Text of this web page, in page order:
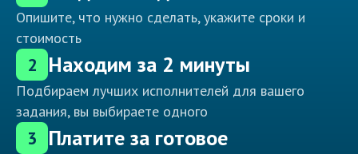
Опишите, что нужно сделать, укажите сроки и
стоимость
2 Находим за 2 минуты
Подбираем лучших исполнителей для вашего
задания, вы выбираете одного
3 Платите за готовое